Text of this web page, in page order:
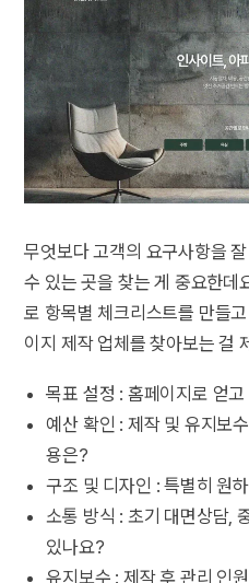
무엇보다 고객의 요구사항을
수 있는 곳을 찾는 게 중요한데
로 항목별 체크리스트를 만들
이지 제작 업체를 찾아보는 걸
목표 설정 : 홈페이지로 얻
예산 확인 : 제작 및 유지보
용은?
구조 및 디자인 : 특별히 원
소통 방식 : 초기 대면상담,
있나요?
유지보수 : 제작 후 관리 인